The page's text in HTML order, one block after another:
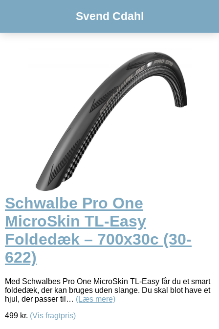
Svend Cdahl
Schwalbe Pro One
MicroSkin TL-Easy
Foldedæk – 700x30c (30-
622)
Med Schwalbes Pro One MicroSkin TL-Easy får du et smart
foldedæk, der kan bruges uden slange. Du skal blot have et
hjul, der passer til… (Læs mere)
499 kr. (Vis fragtpris)